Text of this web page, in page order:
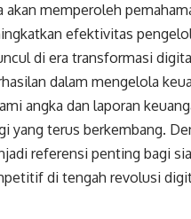
memperoleh
efektivitas
di era transformasi
dalam mengelola
angka dan laporan
yang terus berkembang.
referensi penting bagi
di tengah revolusi